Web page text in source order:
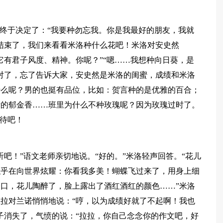
于决定了：“我要种勿忘我。你是我最好的朋友，我就
了，我们来看看米洛种什么花吧！米洛对安史然
有君子风度、精神。你呢？”“嗯……我想种向日葵，是
，忘了告诉大家，安史然是米洛的闺蜜，成绩和米洛
呢？男的也挺有品位，比如：贺言种的是优雅的百合；
郁金香……班里为什么不种玫瑰呢？因为玫瑰过时了。
吧！
！”语文老师亲切地说。“好的。”米洛轻声回答。“花儿
在向世界炫耀：你看我多美！蝴蝶飞过来了，用身上细
，花儿陶醉了，脸上露出了酒红酒红的颜色……”米洛
对兰诺悄悄地说：“哼，以为成绩好就了不起啊！我也
失了，气愤的说：“拉拉，你自己念念你的作文吧，好